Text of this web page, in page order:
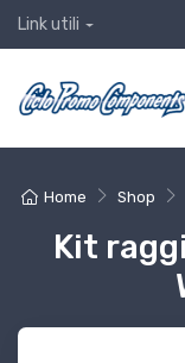
Link utili
Home Shop
Kit